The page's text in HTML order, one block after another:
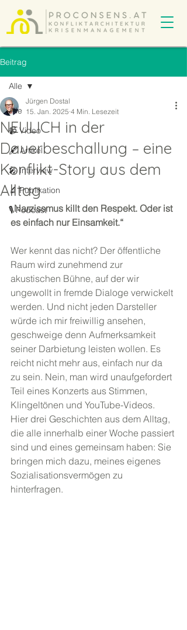
Beitrag
Alle
📹 Video
🖋️ Artikel
🎤 Interview
🔬 Publikation
🎙️ Podcast
Alle
NEULICH in der
Dauerbeschallung – eine
Konflikt-Story aus dem
Alltag
Jürgen Dostal
15. Jan. 2025 4 Min. Lesezeit
„Narzissmus killt den Respekt. Oder ist
es einfach nur Einsamkeit.“
Wer kennt das nicht? Der öffentliche
Raum wird zunehmend zur
akustischen Bühne, auf der wir
ungewollt in fremde Dialoge verwickelt
werden. Und nicht jeden Darsteller
würde ich mir freiwillig ansehen,
geschweige denn Aufmerksamkeit
seiner Darbietung leisten wollen. Es
reicht nicht mehr aus, einfach nur da
zu sein. Nein, man wird unaufgefordert
Teil eines Konzerts aus Stimmen,
Klingeltönen und YouTube-Videos.
Hier drei Geschichten aus dem Alltag,
die alle innerhalb einer Woche passiert
sind und eines gemeinsam haben: Sie
bringen mich dazu, meines eigenes
Sozialisationsvermögen zu
hinterfragen.